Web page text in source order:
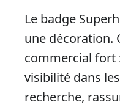
Le badge
une décoration.
commercial fort
visibilité dans
recherche,